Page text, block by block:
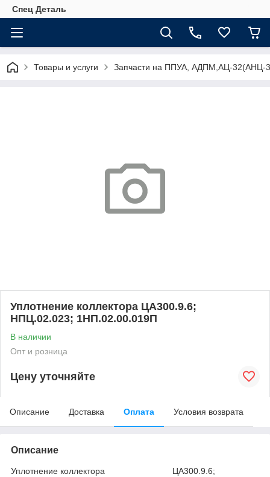
Спец Деталь
Товары и услуги Запчасти на ППУА, АДПМ,АЦ-32(АНЦ-
Уплотнение коллектора ЦА300.9.6;
НПЦ.02.023; 1НП.02.00.019П
В наличии
Опт и розница
Цену уточняйте
Описание Доставка Оплата Условия возврата
Описание
Уплотнение коллектора ЦА300.9.6;